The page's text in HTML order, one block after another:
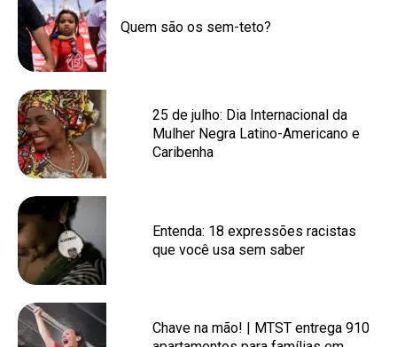
Quem são os sem-teto?
25 de julho: Dia Internacional da
Mulher Negra Latino-Americano e
Caribenha
Entenda: 18 expressões racistas
que você usa sem saber
Chave na mão! | MTST entrega 910